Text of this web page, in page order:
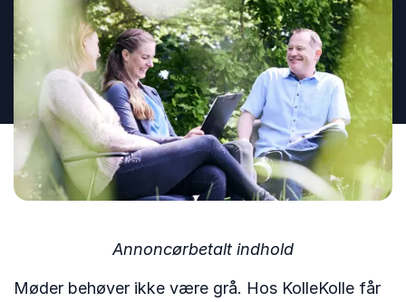
Annoncørbetalt indhold
Møder behøver ikke være grå. Hos KolleKolle får